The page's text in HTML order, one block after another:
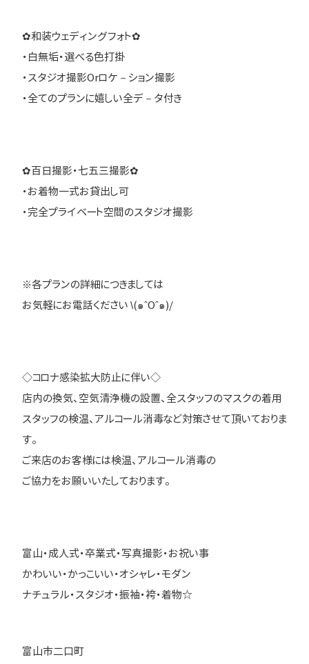
✿和装ウェディングフォト✿
・白無垢・選べる色打掛
・スタジオ撮影Orロケ－ション撮影
・全てのプランに嬉しい全デ－タ付き
✿百日撮影・七五三撮影✿
・お着物一式お貸出し可
・完全プライベート空間のスタジオ撮影
※各プランの詳細につきましては
お気軽にお電話ください \(๑ˆOˆ๑)/
◇コロナ感染拡大防止に伴い◇
店内の換気、空気清浄機の設置、全スタッフのマスクの着用
スタッフの検温、アルコール消毒など対策させて頂いておりま
す。
ご来店のお客様には検温、アルコール消毒の
ご協力をお願いいたしております。
富山・成人式・卒業式・写真撮影・お祝い事
かわいい・かっこいい・オシャレ・モダン
ナチュラル・スタジオ・振袖・袴・着物☆
富山市二口町